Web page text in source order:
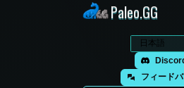
Paleo.GG
フィード